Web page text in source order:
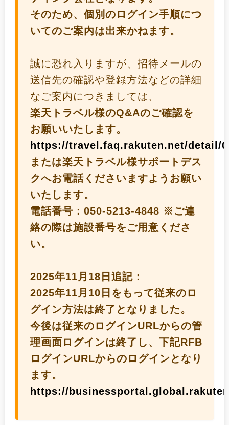
そのため、個別のログイン手順につ
いてのご案内は出来かねます。
誠に恐れ入りますが、招待メールの
送信先の確認や登録方法などの詳細
なご案内につきましては、
楽天トラベル様のQ&Aのご確認を
お願いいたします。
https://travel.faq.rakuten.net/detail/
または楽天トラベル様サポートデス
クへお電話くださいますようお願い
いたします。
電話番号：050-5213-4848 ※ご連
絡の際は施設番号をご用意くださ
い。
2025年11月18日追記：
2025年11月10日をもって従来のロ
グイン方法は終了となりました。
今後は従来のログインURLからの管
理画面ログインは終了し、下記RFB
ログインURLからのログインとなり
ます。
https://